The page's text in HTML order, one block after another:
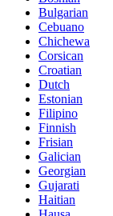
Bulgarian
Cebuano
Chichewa
Corsican
Croatian
Dutch
Estonian
Filipino
Finnish
Frisian
Galician
Georgian
Gujarati
Haitian